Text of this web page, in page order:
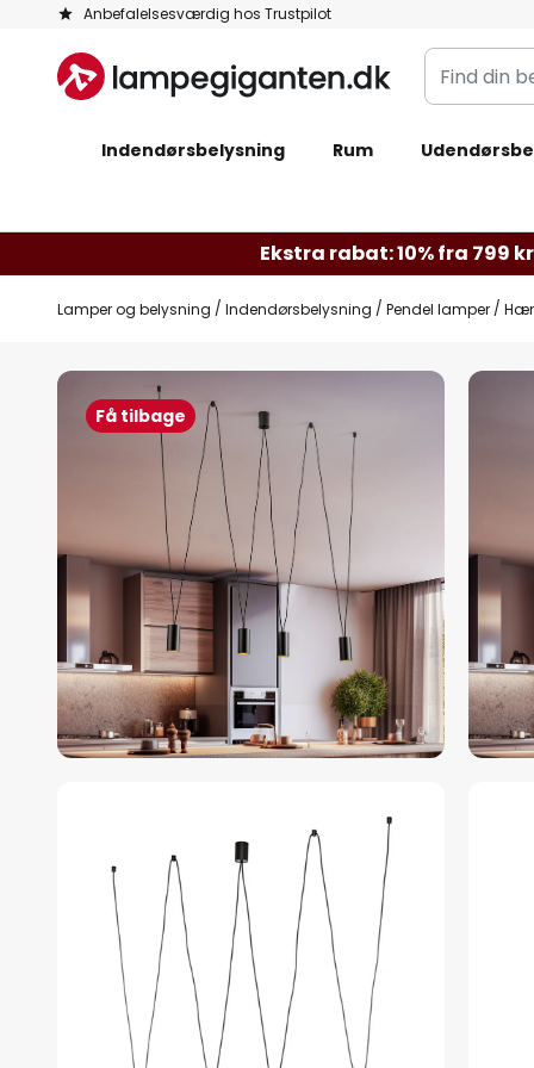
Anbefalelsesværdig hos Trustpilot
Skip
Content
Find
din
Indendørsbelysning Rum
Ekstra rabat: 10% fra 799
Lamper og belysning Indendørsbelysning Pendel lamper
Få tilbage
Gå
billedgalleriet